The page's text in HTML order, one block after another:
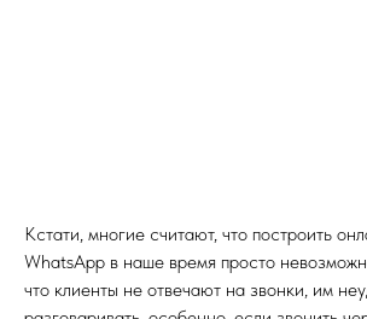
Кстати, многие считают, что построить
WhatsApp в наше время просто
что клиенты не отвечают на звонки, им